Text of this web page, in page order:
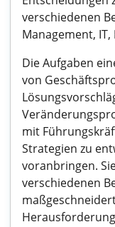
verschiedenen
Management,
Die Aufgaben
von
mit
Strategien zu
voranbringen.
verschiedenen